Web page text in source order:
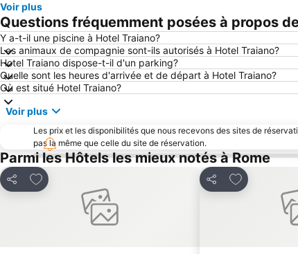
Voir plus
Questions fréquemment posées à propos
Y a-t-il une piscine à Hotel Traiano?
Les animaux de compagnie sont-ils autorisés à Hotel Traiano?
Hotel Traiano dispose-t-il d'un parking?
Quelle sont les heures d'arrivée et de départ à Hotel Traiano?
Où est situé Hotel Traiano?
Voir plus
Les prix et les disponibilités que nous recevons des sites de
pas la même que celle du site de réservation.
Parmi les Hôtels les mieux notés à Rome
Partager
Ajouter à mes favoris
Partager
Ajouter à